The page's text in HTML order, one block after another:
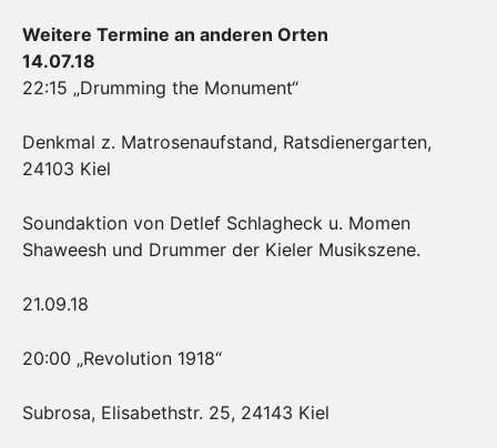
Weitere Termine an anderen Orten
14.07.18
22:15 „Drumming the Monument“
Denkmal z. Matrosenaufstand, Ratsdienergarten,
24103 Kiel
Soundaktion von Detlef Schlagheck u. Momen
Shaweesh und Drummer der Kieler Musikszene.
21.09.18
20:00 „Revolution 1918“
Subrosa, Elisabethstr. 25, 24143 Kiel